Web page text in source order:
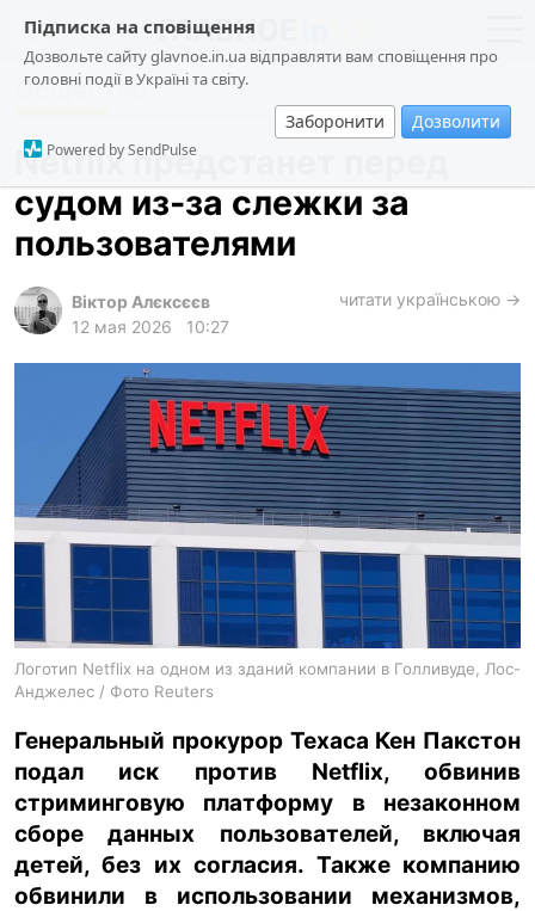
Підписка на сповіщення
Дозвольте сайту glavnoe.in.ua відправляти вам сповіщення про
головні події в Україні та світу.
Заборонити Дозволити
Powered by SendPulse
новости
о проекте
общество
происшествия
криминал
лонгриды
харьков
архив
gambling
ua ru en
Общество
Netflix предстанет перед
судом из-за слежки за
пользователями
Віктор Алєксєєв
12 мая 2026
10:27
читати українською →
Логотип Netflix на одном из зданий компании в Голливуде, Лос-
Анджелес / Фото Reuters
Генеральный прокурор Техаса Кен Пакстон
подал иск против Netflix, обвинив
стриминговую платформу в незаконном
сборе данных пользователей, включая
детей, без их согласия. Также компанию
обвинили в использовании механизмов,